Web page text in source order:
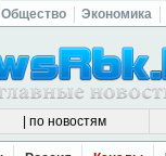
Общество Экономика